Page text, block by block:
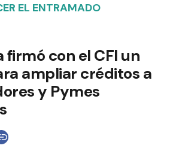
EL ENTRAMADO
firmó con el CFI un
ampliar créditos a
y Pymes